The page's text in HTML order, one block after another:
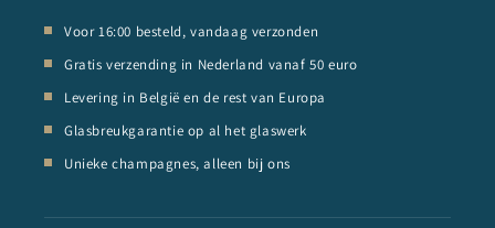
Voor 16:00 besteld, vandaag verzonden
Gratis verzending in Nederland vanaf 50 euro
Levering in België en de rest van Europa
Glasbreukgarantie op al het glaswerk
Unieke champagnes, alleen bij ons